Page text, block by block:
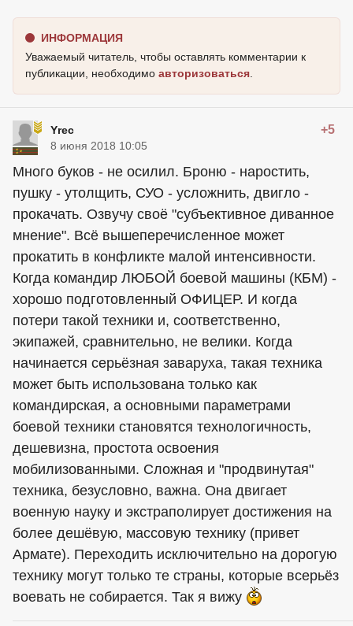
ИНФОРМАЦИЯ
Уважаемый читатель, чтобы оставлять комментарии к
публикации, необходимо авторизоваться
Yrec +5
8 июня 2018 10:05
Много буков - не осилил. Броню - наростить,
пушку - утолщить, СУО - усложнить, двигло -
прокачать. Озвучу своё "субъективное диванное
мнение". Всё вышеперечисленное может
прокатить в конфликте малой интенсивности.
Когда командир ЛЮБОЙ боевой машины (КБМ) -
хорошо подготовленный ОФИЦЕР. И когда
потери такой техники и, соответственно,
экипажей, сравнительно, не велики. Когда
начинается серьёзная заваруха, такая техника
может быть использована только как
командирская, а основными параметрами
боевой техники становятся технологичность,
дешевизна, простота освоения
мобилизованными. Сложная и "продвинутая"
техника, безусловно, важна. Она двигает
военную науку и экстраполирует достижения на
более дешёвую, массовую технику (привет
Армате). Переходить исключительно на дорогую
технику могут только те страны, которые всерьёз
воевать не собирается. Так я вижу